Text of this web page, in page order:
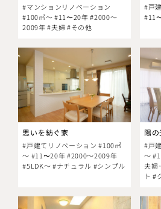
#マンションリノベーション
#100㎡～ #11〜20年 #2000～
2009年 #夫婦 #その他
#戸
#11
思いを紡ぐ家
#戸建てリノベーション #100㎡
～ #11〜20年 #2000～2009年
#5LDK～ #ナチュラル #シンプル
#戸
～
夫婦
ト #